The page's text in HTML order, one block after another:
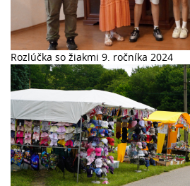
Rozlúčka so žiakmi 9. ročníka 2024